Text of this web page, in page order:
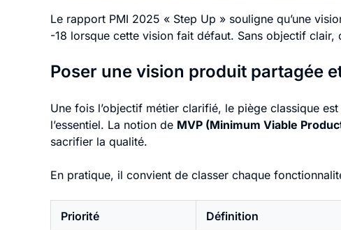
Le rapport PMI 2025 « Step Up » souligne qu’une
-18 lorsque cette vision fait défaut. Sans objectif
Poser une vision produit partagée
Une fois l’objectif métier clarifié, le piège classique
l’essentiel. La notion de MVP (Minimum Viable
sacrifier la qualité.
En pratique, il convient de classer chaque
Priorité Définition